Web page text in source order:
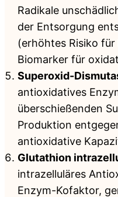
Radikale
der Entsorgung
(erhöhtes Risiko
Biomarker für
Superoxid-
antioxidatives
überschießenden
Produktion
antioxidative
Glutathion
intrazelluläres
Enzym-Kofaktor,